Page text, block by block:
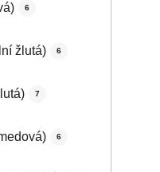
6
žlutá) 6
7
6